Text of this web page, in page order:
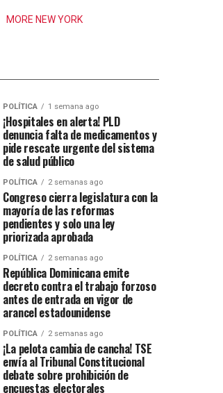
MORE NEW YORK
POLÍTICA 1 semana ago
¡Hospitales en alerta! PLD
denuncia falta de medicamentos y
pide rescate urgente del sistema
de salud público
POLÍTICA 2 semanas ago
Congreso cierra legislatura con la
mayoría de las reformas
pendientes y solo una ley
priorizada aprobada
POLÍTICA 2 semanas ago
República Dominicana emite
decreto contra el trabajo forzoso
antes de entrada en vigor de
arancel estadounidense
POLÍTICA 2 semanas ago
¡La pelota cambia de cancha! TSE
envía al Tribunal Constitucional
debate sobre prohibición de
encuestas electorales